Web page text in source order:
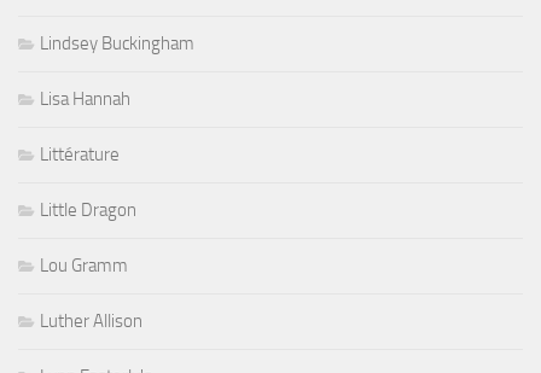
Lindsey Buckingham
Lisa Hannah
Littérature
Little Dragon
Lou Gramm
Luther Allison